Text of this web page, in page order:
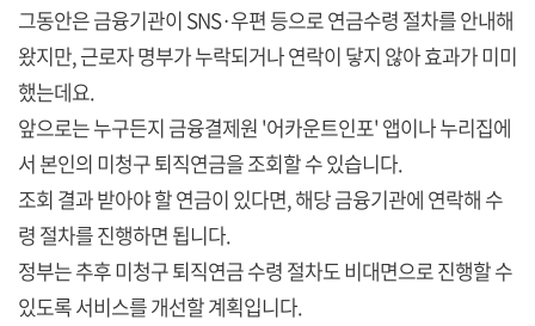
그동안은 금융기관이 SNS·우편 등으로 연금수령 절차를 안내해
왔지만, 근로자 명부가 누락되거나 연락이 닿지 않아 효과가 미미
했는데요.
앞으로는 누구든지 금융결제원 '어카운트인포' 앱이나 누리집에
서 본인의 미청구 퇴직연금을 조회할 수 있습니다.
조회 결과 받아야 할 연금이 있다면, 해당 금융기관에 연락해 수
령 절차를 진행하면 됩니다.
정부는 추후 미청구 퇴직연금 수령 절차도 비대면으로 진행할 수
있도록 서비스를 개선할 계획입니다.